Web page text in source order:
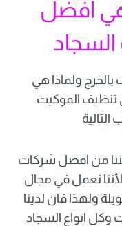
افضل
ولماذا هي
تنظيف الموكيت
من افضل شركات
نعمل في مجال
ولهذا فان لدينا
وكل انواع السجاد